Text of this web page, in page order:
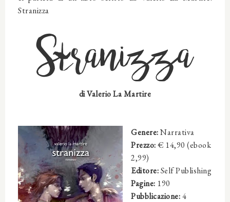
Stranizza
Stranizza
di Valerio La Martire
Genere:Narrativa
Prezzo:€ 14,90 (ebook
2,99)
Editore:Self Publishing
Pagine: 190
Pubblicazione:4